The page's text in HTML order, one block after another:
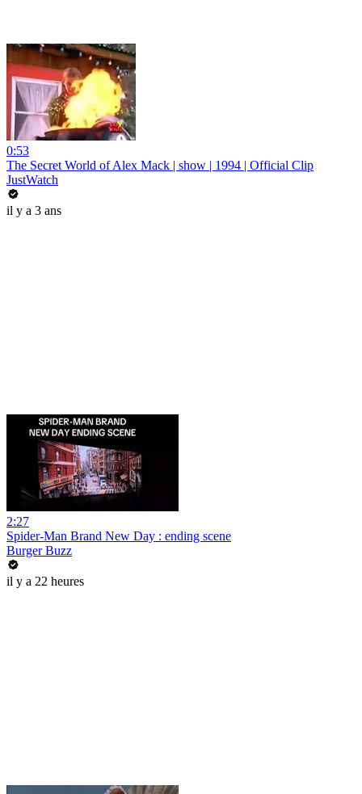
0:53
The Secret World of Alex Mack | show | 1994 | Official Clip
JustWatch
il y a 3 ans
2:27
Spider-Man Brand New Day : ending scene
Burger Buzz
il y a 22 heures